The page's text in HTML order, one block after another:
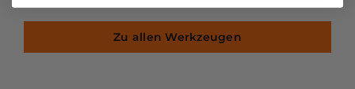
Zu allen Werkzeugen